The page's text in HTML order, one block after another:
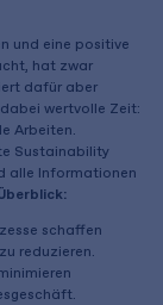
und eine positive
hat zwar
dafür aber
wertvolle Zeit:
Arbeiten.
Sustainability
alle Informationen
schaffen
reduzieren.